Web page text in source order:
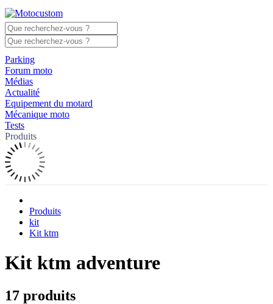
Parking
Forum moto
Médias
Actualité
Equipement du motard
Mécanique moto
Tests
Produits
Produits
kit
Kit ktm
Kit ktm adventure
17 produits